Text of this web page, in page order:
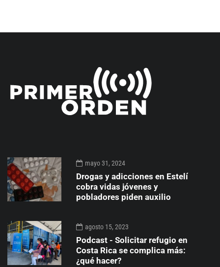
mayo 31, 2024
Drogas y adicciones en Estelí
cobra vidas jóvenes y
pobladores piden auxilio
agosto 15, 2023
Podcast - Solicitar refugio en
Costa Rica se complica más:
¿qué hacer?